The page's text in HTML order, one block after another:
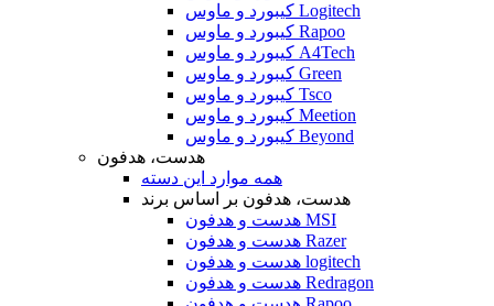
کیبورد و ماوس Logitech
کیبورد و ماوس Rapoo
کیبورد و ماوس A4Tech
کیبورد و ماوس Green
کیبورد و ماوس Tsco
کیبورد و ماوس Meetion
کیبورد و ماوس Beyond
هدست، هدفون
همه موارد این دسته
هدست، هدفون بر اساس برند
هدست و هدفون MSI
هدست و هدفون Razer
هدست و هدفون logitech
هدست و هدفون Redragon